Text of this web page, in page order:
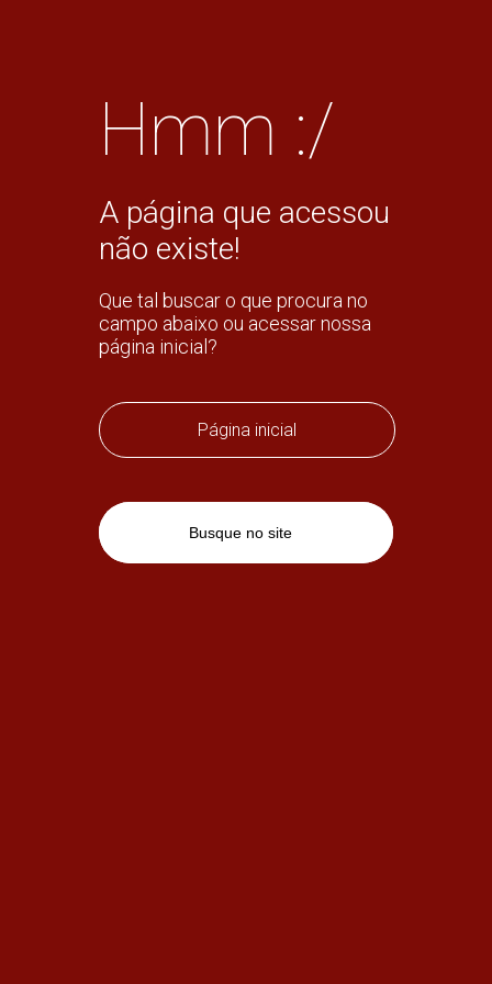
Hmm :/
A página que acessou
não existe!
Que tal buscar o que procura no
campo abaixo ou acessar nossa
página inicial?
Página inicial